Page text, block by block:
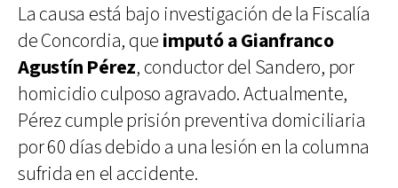
La causa está bajo investigación de la Fiscalía
de Concordia, que imputó a Gianfranco
Agustín Pérez, conductor del Sandero, por
homicidio culposo agravado. Actualmente,
Pérez cumple prisión preventiva domiciliaria
por 60 días debido a una lesión en la columna
sufrida en el accidente.